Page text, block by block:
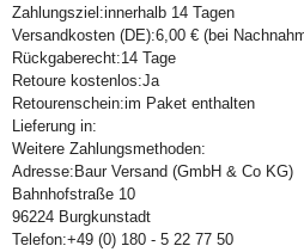
Zahlungsziel:innerhalb 14 Tagen
Versandkosten (DE):6,00 € (bei
Rückgaberecht:14 Tage
Retoure kostenlos:Ja
Retourenschein:im Paket enthalten
Lieferung in:
Weitere Zahlungsmethoden:
Adresse: Baur Versand (GmbH & Co KG)
Bahnhofstraße 10
96224 Burgkunstadt
Telefon:+49 (0) 180 - 5 22 77 50